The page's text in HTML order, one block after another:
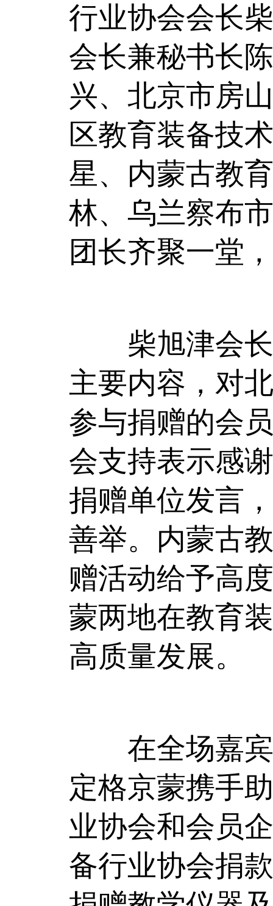
行业协会会长
会长兼秘书长
兴、北京市房
区教育装备技
星、内蒙古教
林、乌兰察布
团长齐聚一堂
柴旭津会长
主要内容，对
参与捐赠的会
会支持表示感
捐赠单位发言
善举。内蒙古
赠活动给予高
蒙两地在教育
高质量发展。
在全场嘉宾
定格京蒙携手
业协会和会员
备行业协会捐